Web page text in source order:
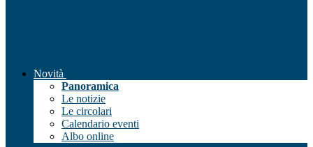
Novità
Panoramica
Le notizie
Le circolari
Calendario eventi
Albo online